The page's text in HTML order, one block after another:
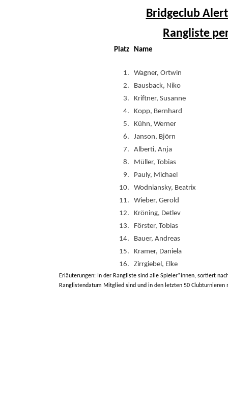
Bridgeclub
Rangliste
Platz Name
1.
Wagner, Ortwin
2.
Bausback, Niko
3.
Kriftner, Susanne
4.
Kopp, Bernhard
5.
Kühn, Werner
6.
Janson, Björn
7.
Alberti, Anja
8.
Müller, Tobias
9.
Pauly, Michael
10.
Wodniansky, Beatrix
11.
Wieber, Gerold
12.
Kröning, Detlev
13.
Förster, Tobias
14.
Bauer, Andreas
15.
Kramer, Daniela
16.
Zirrgiebel, Elke
Erläuterungen: In der Rangliste sind alle Spieler*innen, sortiert
Ranglistendatum Mitglied sind und in den letzten 50 Clubturnieren